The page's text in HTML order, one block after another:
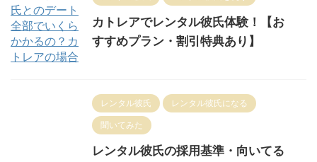
カトレアでレンタル彼氏体験！【お
すすめプラン・割引特典あり】
レンタル彼氏 レンタル彼氏になる
聞いてみた
レンタル彼氏の採用基準・向いてる